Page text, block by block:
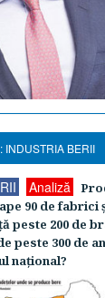
INDUSTRIA BERII
Analiză
90 de
peste 200 de
peste 300 de
naţional?